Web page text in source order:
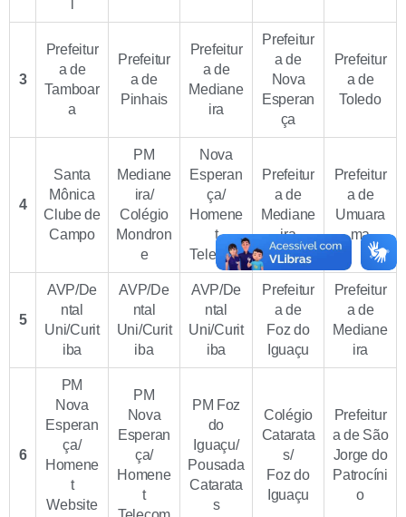
3
Prefeitur
a de
Tamboar
a
Prefeitur
a de
Pinhais
Prefeitur
a de
Mediane
ira
Prefeitur
a de
Nova
Esperan
ça
Prefeitur
a de
Toledo
4
Santa
Mônica
Clube de
Campo
PM
Mediane
ira/
Colégio
Mondron
e
Nova
Esperan
ça/
Homene
t
Telecom
Prefeitur
a de
Mediane
ira
Prefeitur
a de
Umuara
ma
5
AVP/De
ntal
Uni/Curit
iba
AVP/De
ntal
Uni/Curit
iba
AVP/De
ntal
Uni/Curit
iba
Prefeitur
a de
Foz do
Iguaçu
Prefeitur
a de
Mediane
ira
6
PM
Nova
Esperan
ça/
Homene
t
Website
PM
Nova
Esperan
ça/
Homene
t
PM Foz
do
Iguaçu/
Pousada
Catarata
s
Colégio
Catarata
s/
Foz do
Iguaçu
Prefeitur
a de São
Jorge do
Patrocíni
o